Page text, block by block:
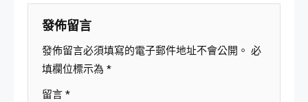
覽
發佈留言
發佈留言必須填寫的電子郵件地址不會公開。 必
填欄位標示為 *
留言 *